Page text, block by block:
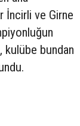
İncirli ve Girne
kulübe bundan